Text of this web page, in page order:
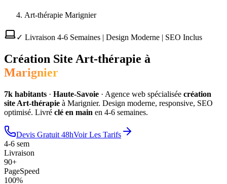
Art-thérapie Marignier
✓ Livraison 4-6 Semaines | Design Moderne | SEO Inclus
Création Site Art-thérapie à
Marignier
7k habitants · Haute-Savoie · Agence web spécialisée création
site Art-thérapie à Marignier. Design moderne, responsive, SEO
optimisé. Livré clé en main en 4-6 semaines.
Devis Gratuit 48hVoir Les Tarifs
4-6 sem
Livraison
90+
PageSpeed
100%